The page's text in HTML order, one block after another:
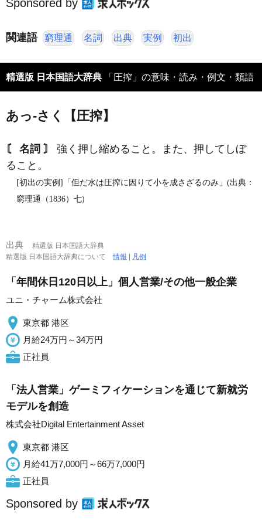
Sponsored by
関連語 窮理通 名詞 出典 実例 初出
精選版 日本国語大辞典 「圧搾」の意味・読み・例文・類語
あっ‐さく【圧搾】
〘 名詞 〙
強く押し縮めること。また、押してしぼ
ること。
[初出の実例]「但だ水は圧搾に因りて小を成さざるのみ」(出典：
窮理通（1836）七)
出典
精選版 日本国語大辞典
精選版 日本国語大辞典について情報 | 凡例
「年間休日120日以上」個人営業/その他一般企業
ユニ・チャーム株式会社
東京都 港区
月給24万円～34万円
正社員
「法人営業」ゲーミフィケーションを通じて新就労
モデルを創造
株式会社Digital Entertainment Asset
東京都 港区
月給41万7,000円～66万7,000円
正社員
Sponsored by